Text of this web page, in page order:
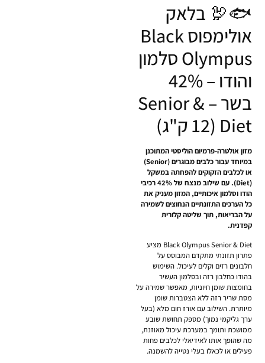
🐟🦃 בלאק
אולימפוס Black
Olympus סלמון
והודו – 42%
בשר – Senior &
Diet (12 ק"ג)
מזון אולטרה-פרמיום הוליסטי המתוכנן
במיוחד עבור כלבים מבוגרים (Senior)
או לכלבים הזקוקים להפחתה במשקל
(Diet). עם שילוב מנצח של 42% רכיבי
הודו וסלמון איכותיים, המזון מעניק את
כל הערכים התזונתיים הנחוצים לשמירה
על הבריאות, תוך שליטה קלורית
קפדנית.
Black Olympus Senior & Diet מציע
פתרון תזונתי מתקדם המבוסס על
חלבונים רזים וקלים לעיכול. השימוש
בהודו כחלבון רזה ובסלמון העשיר
בחומצות שומן חיוניות, מאפשר שמירה על
מסת שריר רזה ללא הצטברות שומן
מיותרת. השילוב עם אורז חום מלא (בעל
ערך גליקמי נמוך) מספק תחושת שובע
ממושכת ותומך במערכת עיכול מאוזנת,
מה שהופך אותו לאידיאלי לכלבים פחות
פעילים או לכאלו בעלי נטייה להשמנה.